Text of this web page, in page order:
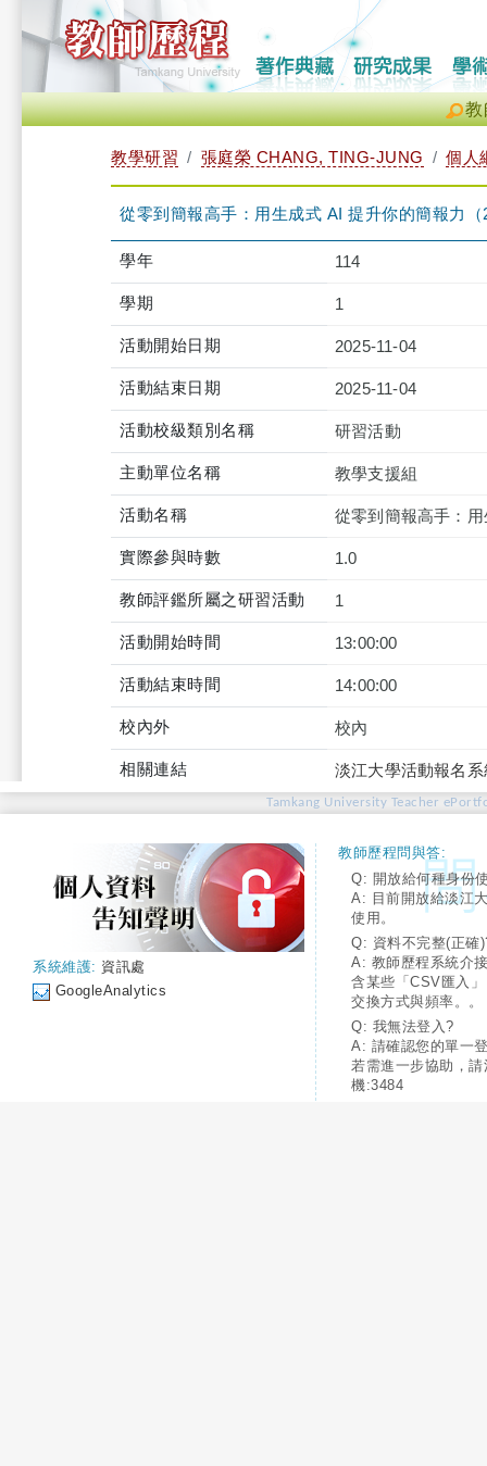
教
教學研習 張庭榮 CHANG, TING-JUNG 個人
從零到簡報高手：用生成式 AI 提升你的簡報力
學年 114
學期 1
活動開始日期 2025-11-04
活動結束日期 2025-11-04
活動校級類別名稱 研習活動
主動單位名稱 教學支援組
活動名稱 從零到簡報高手：
實際參與時數 1.0
教師評鑑所屬之研習活動 1
活動開始時間 13:00:00
活動結束時間 14:00:00
校內外 校內
相關連結 淡江大學活動報名
Tamkang University Teacher
系統維護: 資訊處
GoogleAnalytics
教師歷程問與答:
Q: 開放給何種身份
A: 目前開放給淡江
使用。
Q: 資料不完整(正確
A: 教師歷程系統介
含某些「CSV匯入
交換方式與頻率。。
Q: 我無法登入?
A: 請確認您的單一
若需進一步協助，
機:3484